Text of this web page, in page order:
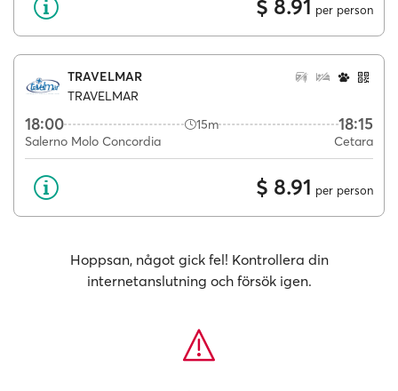
$ 8.91 per person
TRAVELMAR
TRAVELMAR
18:00 15m 18:15
Salerno Molo Concordia Cetara
$ 8.91 per person
Hoppsan, något gick fel! Kontrollera din
internetanslutning och försök igen.